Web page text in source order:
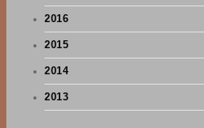
2016
2015
2014
2013